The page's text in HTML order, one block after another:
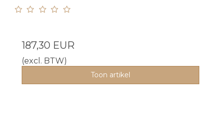
187,30 EUR
(excl. BTW)
Toon artikel